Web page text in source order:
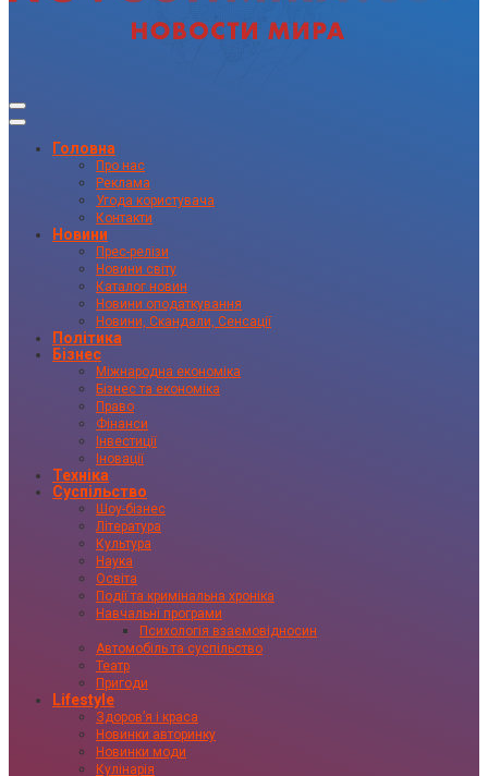
Головна
Про нас
Реклама
Угода користувача
Контакти
Новини
Прес-релізи
Новини світу
Каталог новин
Новини оподаткування
Новини, Скандали, Сенсації
Політика
Бізнес
Міжнародна економіка
Бізнес та економіка
Право
Фінанси
Інвестиції
Іновації
Техніка
Суспільство
Шоу-бізнес
Література
Культура
Наука
Освіта
Події та кримінальна хроніка
Навчальні програми
Психологія взаємовідносин
Автомобіль та суспільство
Театр
Пригоди
Lifestyle
Здоровʼя і краса
Новинки авторинку
Новинки моди
Кулінарія